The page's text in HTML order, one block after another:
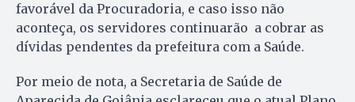
favorável da Procuradoria, e caso isso não
aconteça, os servidores continuarão a cobrar as
dívidas pendentes da prefeitura com a Saúde.
Por meio de nota, a Secretaria de Saúde de